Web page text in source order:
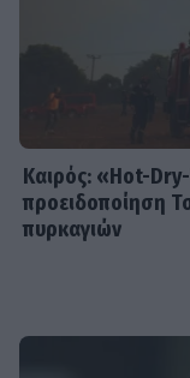
Καιρός: «Hot-
προειδοποίηση
πυρκαγιών